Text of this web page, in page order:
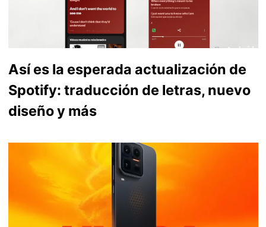
Así es la esperada actualización de
Spotify: traducción de letras, nuevo
diseño y más